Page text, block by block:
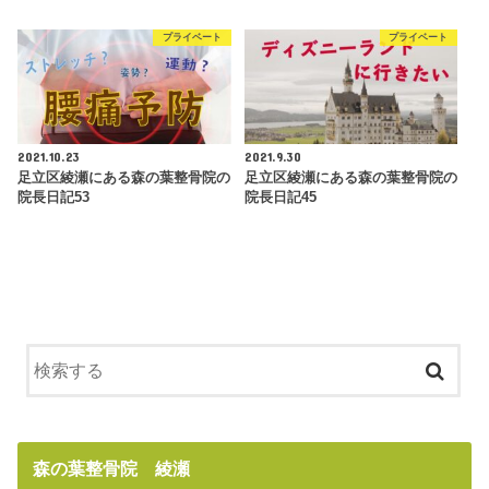
プライベート
2021.10.23
足立区綾瀬にある森の葉整骨院の
院長日記53
プライベート
2021.9.30
足立区綾瀬にある森の葉整骨院の
院長日記45
森の葉整骨院 綾瀬